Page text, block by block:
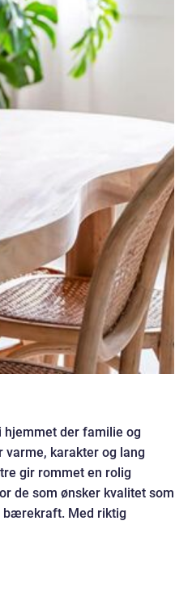
hjemmet der familie og
karakter og lang
gir rommet en rolig
de som ønsker kvalitet som
bærekraft. Med riktig